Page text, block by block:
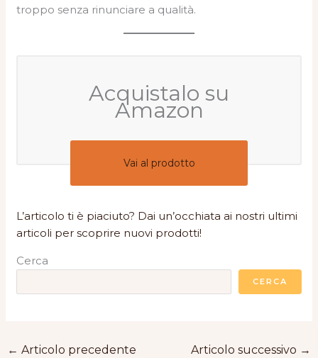
troppo senza rinunciare a qualità.
Acquistalo su
Amazon
Vai al prodotto
L’articolo ti è piaciuto? Dai un’occhiata ai nostri ultimi
articoli per scoprire nuovi prodotti!
Cerca
CERCA
← Articolo precedente Articolo successivo →